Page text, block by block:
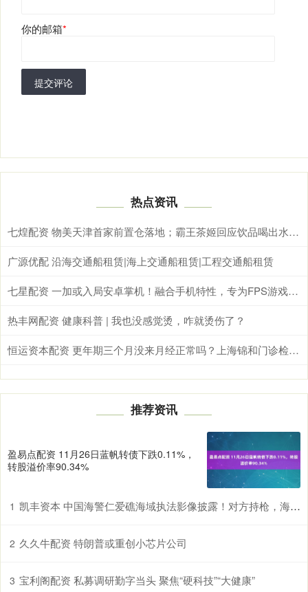
你的邮箱*
提交评论
热点资讯
七煌配资 物美天津首家前置仓落地；霸王茶姬回应饮品喝出水银；
广源优配 沿海交通船租赁|海上交通船租赁|工程交通船租赁
七星配资 一加或入局安卓掌机！融合手机特性，专为FPS游戏打造
热丰网配资 健康科普 | 我也没感觉烫，咋就烫伤了？
恒运资本配资 更年期三个月没来月经正常吗？上海锦和门诊检测指南+费用参考
推荐资讯
盈易点配资 11月26日蓝帆转债下跌0.11%，
转股溢价率90.34%
1 凯丰资本 中国海警仁爱礁海域执法影像披露！对方持枪，海警大喊“冲我来” 无畏捍卫主权
2 久久牛配资 特朗普或重创小芯片公司
3 宝利阁配资 私募调研勤字当头 聚焦“硬科技”“大健康”